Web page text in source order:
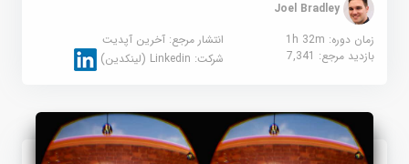
Joel Bradley
زمان دوره: 1h 32m
انتشار مرجع:آخرین آپدیت
بازدید مرجع:7,341 شرکت:Linkedin (لینکدین)